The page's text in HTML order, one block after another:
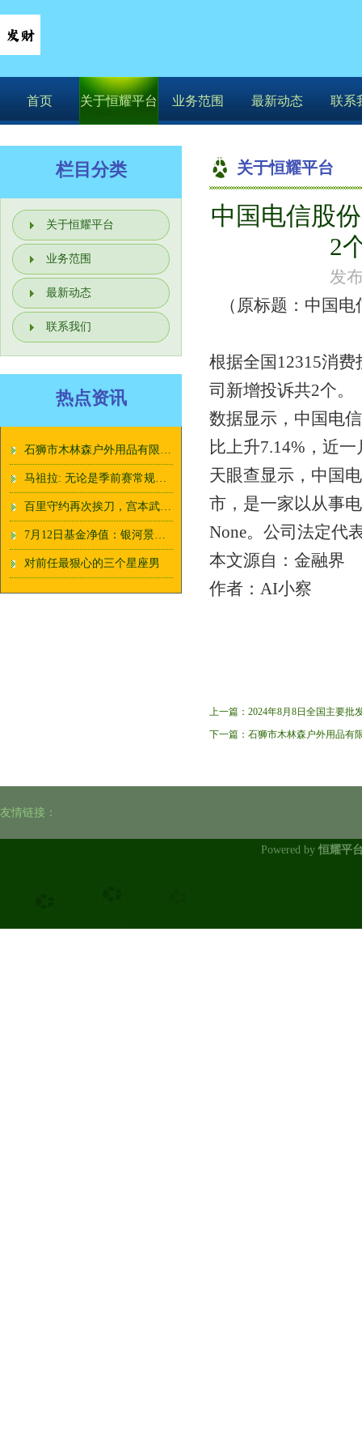
首页 关于恒耀平台 业务范围 最新动态 联系
栏目分类
关于恒耀平台
业务范围
最新动态
联系我们
热点资讯
石狮市木林森户外用品有限公司8月9日新增投诉共2个，近一月公示投诉总量7件
马祖拉: 无论是季前赛常规赛季后赛还是总决赛 获胜的过程都一样
百里守约再次挨刀，宫本武藏＆马超也被调整，逐日之弓射程下调
7月12日基金净值：银河景行3个月定开债最新净值1.0414，涨0.04%
对前任最狠心的三个星座男
关于恒耀平台
你的位置： 恒耀平台 > 关
中国电信股
2
发
（原标题：中国
根据全国12315消
司新增投诉共2个。
数据显示，中国电
比上升7.14%，近
天眼查显示，中国
市，是一家以从事
None。公司法定代
本文源自：金融界
作者：AI小察
上一篇： 2024年8月8日全国主要批
下一篇： 石狮市木林森户外用品有
友情链接：
Powered by恒耀平